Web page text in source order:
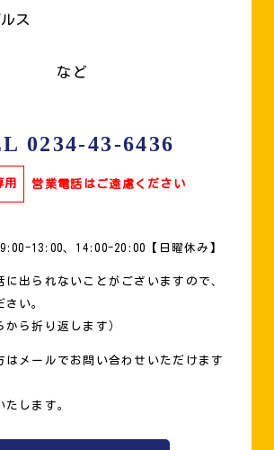
ス
など
0234-43-6436
用 営業電話はご遠慮ください
13:00、14:00-20:00【日曜休み】
に出られないことがございますので、
い。
から折り返します）
はメールでお問い合わせいただけます
します。